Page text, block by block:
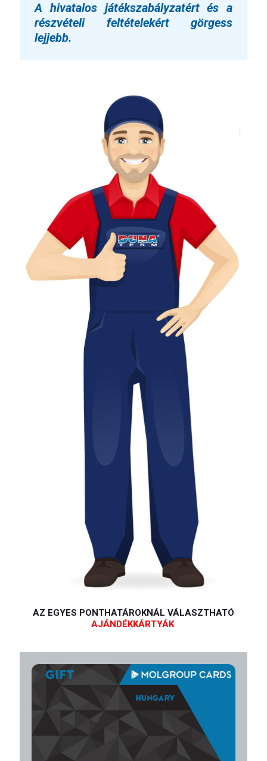
A hivatalos játékszabályzatért és a
részvételi feltételekért görgess
lejjebb.
AZ EGYES PONTHATÁROKNÁL VÁLASZTHATÓ
AJÁNDÉKKÁRTYÁK